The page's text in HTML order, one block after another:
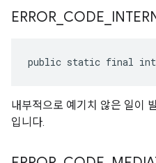
ERROR CODE
public static final int
내부적으로 예기치 않은 일이
입니다.